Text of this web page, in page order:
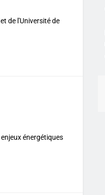
de l'Université de
énergétiques